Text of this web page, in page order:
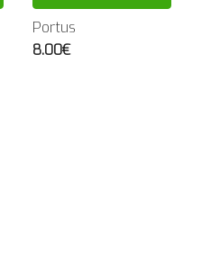
Portus
8.00€